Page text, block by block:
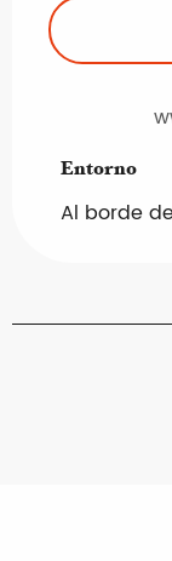
Entorno
Entorno
Al borde